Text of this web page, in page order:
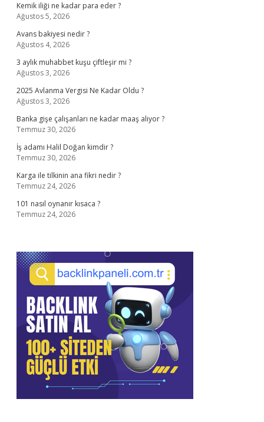
Kemik iliği ne kadar para eder ?
Ağustos 5, 2026
Avans bakiyesi nedir ?
Ağustos 4, 2026
3 aylık muhabbet kuşu çiftleşir mi ?
Ağustos 3, 2026
2025 Avlanma Vergisi Ne Kadar Oldu ?
Ağustos 3, 2026
Banka gişe çalışanları ne kadar maaş alıyor ?
Temmuz 30, 2026
İş adamı Halil Doğan kimdir ?
Temmuz 30, 2026
Karga ile tilkinin ana fikri nedir ?
Temmuz 24, 2026
101 nasıl oynanır kısaca ?
Temmuz 24, 2026